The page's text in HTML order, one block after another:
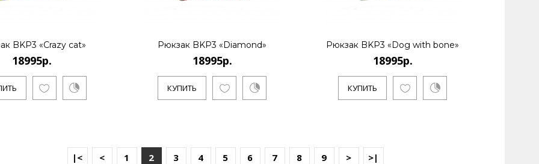
18995р.
BKP3 «Crazy cat»
18995р.
Рюкзак BKP3 «Diamond»
18995р.
КУПИТЬ
Рюкзак BKP3 «Dog with bone»
18995р.
КУПИТЬ
|< < 1 2 3 4 5 6 7 8 9 > >|